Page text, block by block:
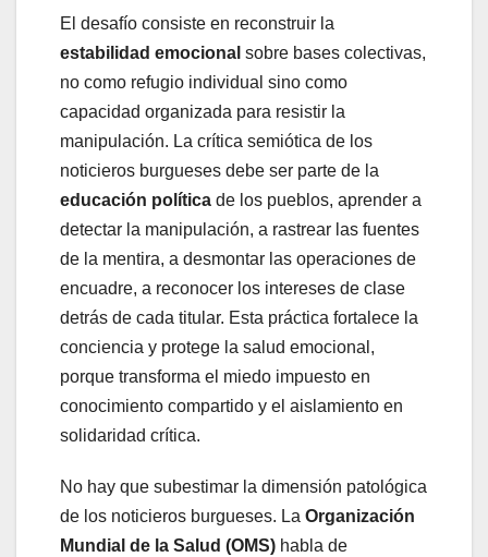
El desafío consiste en reconstruir la
estabilidad emocional sobre bases colectivas,
no como refugio individual sino como
capacidad organizada para resistir la
manipulación. La crítica semiótica de los
noticieros burgueses debe ser parte de la
educación política de los pueblos, aprender a
detectar la manipulación, a rastrear las fuentes
de la mentira, a desmontar las operaciones de
encuadre, a reconocer los intereses de clase
detrás de cada titular. Esta práctica fortalece la
conciencia y protege la salud emocional,
porque transforma el miedo impuesto en
conocimiento compartido y el aislamiento en
solidaridad crítica.
No hay que subestimar la dimensión patológica
de los noticieros burgueses. La Organización
Mundial de la Salud (OMS) habla de